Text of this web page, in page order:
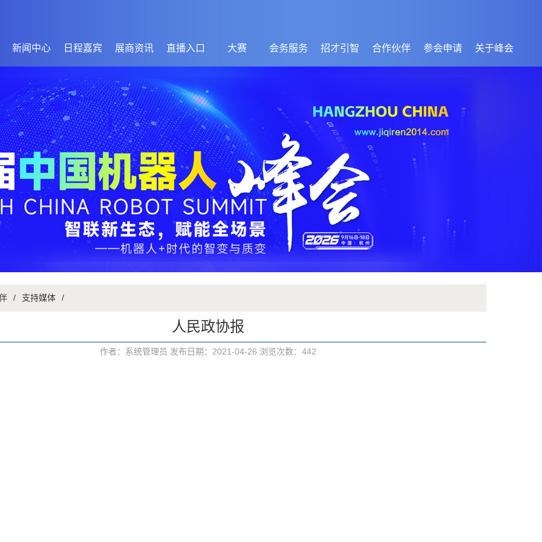
新闻中心 日程嘉宾 展商资讯 直播入口 大赛 会务服务 招才引智 合作伙伴 参会申请 关于峰会
/ 支持媒体 /
人民政协报
作者：系统管理员 发布日期：2021-04-26 浏览次数： 442